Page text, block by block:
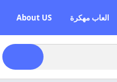
العاب مهكرة About US